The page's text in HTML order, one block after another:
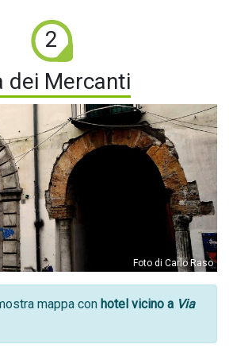
2
dei Mercanti
Foto di Carlo Raso
mappa con hotel vicino a Via